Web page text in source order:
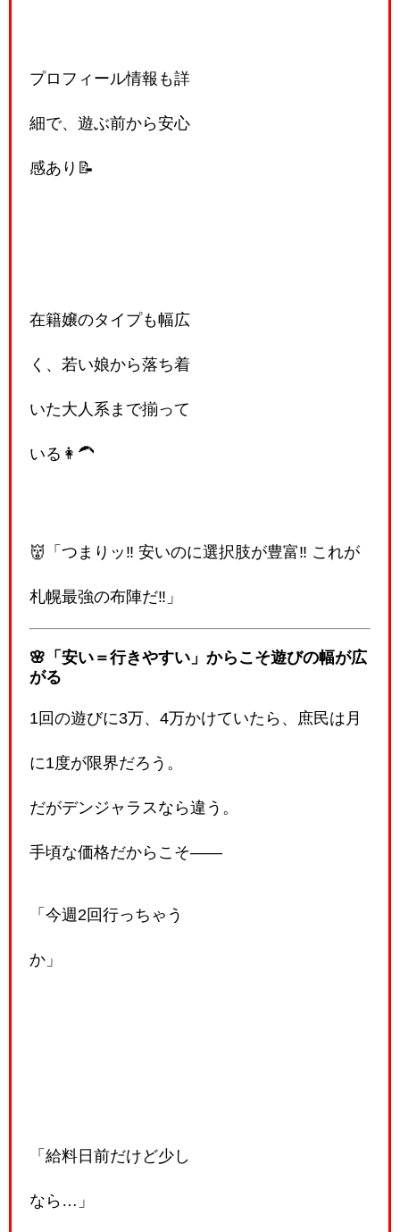
プロフィール情報も詳
細で、遊ぶ前から安心
感あり📝
在籍嬢のタイプも幅広
く、若い娘から落ち着
いた大人系まで揃って
いる👩‍🦱
👹「つまりッ‼️ 安いのに選択肢が豊富‼️ これが
札幌最強の布陣だ‼️」
🌸「安い＝行きやすい」からこそ遊びの幅が広
がる
1回の遊びに3万、4万かけていたら、庶民は月
に1度が限界だろう。
だがデンジャラスなら違う。
手頃な価格だからこそ――
「今週2回行っちゃう
か」
「給料日前だけど少し
なら…」